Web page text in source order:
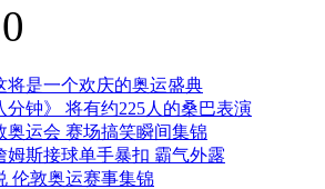
将是一个欢庆的奥运盛典
分钟》 将有约225人的桑巴表演
奥运会 赛场搞笑瞬间集锦
姆斯接球单手暴扣 霸气外露
伦敦奥运赛事集锦